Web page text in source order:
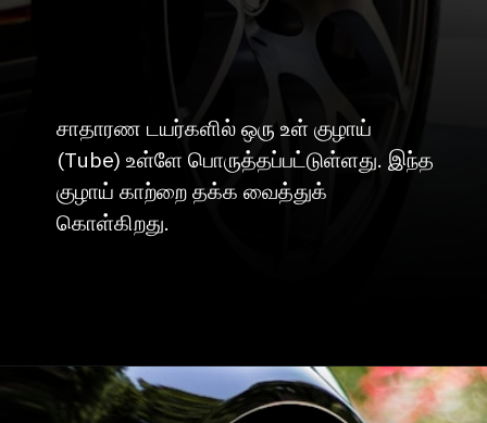
சாதாரண டயர்களில் ஒரு உள் குழாய்
(Tube) உள்ளே பொருத்தப்பட்டுள்ளது. இந்த
குழாய் காற்றை தக்க வைத்துக்
கொள்கிறது.